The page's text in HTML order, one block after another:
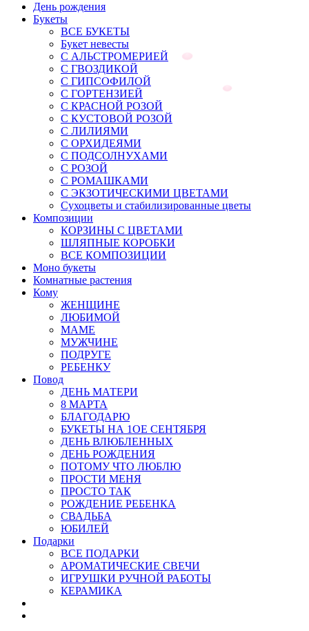
День рождения
Букеты
ВСЕ БУКЕТЫ
Букет невесты
С АЛЬСТРОМЕРИЕЙ
С ГВОЗДИКОЙ
С ГИПСОФИЛОЙ
С ГОРТЕНЗИЕЙ
С КРАСНОЙ РОЗОЙ
С КУСТОВОЙ РОЗОЙ
С ЛИЛИЯМИ
С ОРХИДЕЯМИ
С ПОДСОЛНУХАМИ
С РОЗОЙ
С РОМАШКАМИ
С ЭКЗОТИЧЕСКИМИ ЦВЕТАМИ
Сухоцветы и стабилизированные цветы
Композиции
КОРЗИНЫ С ЦВЕТАМИ
ШЛЯПНЫЕ КОРОБКИ
ВСЕ КОМПОЗИЦИИ
Моно букеты
Комнатные растения
Кому
ЖЕНЩИНЕ
ЛЮБИМОЙ
МАМЕ
МУЖЧИНЕ
ПОДРУГЕ
РЕБЕНКУ
Повод
ДЕНЬ МАТЕРИ
8 МАРТА
БЛАГОДАРЮ
БУКЕТЫ НА 1ОЕ СЕНТЯБРЯ
ДЕНЬ ВЛЮБЛЕННЫХ
ДЕНЬ РОЖДЕНИЯ
ПОТОМУ ЧТО ЛЮБЛЮ
ПРОСТИ МЕНЯ
ПРОСТО ТАК
РОЖДЕНИЕ РЕБЕНКА
СВАДЬБА
ЮБИЛЕЙ
Подарки
ВСЕ ПОДАРКИ
АРОМАТИЧЕСКИЕ СВЕЧИ
ИГРУШКИ РУЧНОЙ РАБОТЫ
КЕРАМИКА